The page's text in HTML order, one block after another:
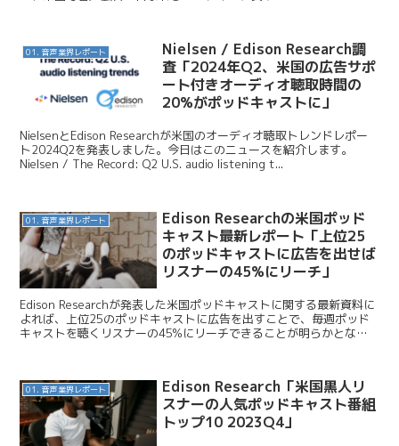
01. 音声業界レポート
Nielsen / Edison Research調
査「2024年Q2、米国の広告サポ
ート付きオーディオ聴取時間の
20%がポッドキャストに」
NielsenとEdison Researchが米国のオーディオ聴取トレンドレポー
ト2024Q2を発表しました。今日はこのニュースを紹介します。
Nielsen / The Record: Q2 U.S. audio listening t...
01. 音声業界レポート
Edison Researchの米国ポッド
キャスト最新レポート「上位25
のポッドキャストに広告を出せば
リスナーの45%にリーチ」
Edison Researchが発表した米国ポッドキャストに関する最新資料に
よれば、上位25のポッドキャストに広告を出すことで、毎週ポッド
キャストを聴くリスナーの45%にリーチできることが明らかとなり
01. 音声業界レポート
Edison Research「米国黒人リ
スナーの人気ポッドキャスト番組
トップ10 2023Q4」